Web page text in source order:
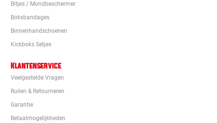
Bitjes / Mondbeschermer
Boksbandages
Binnenhandschoenen
Kickboks Setjes
Klantenservice
Veelgestelde Vragen
Ruilen & Retourneren
Garantie
Betaalmogelijkheden